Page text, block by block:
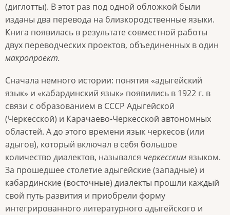
(диглотты). В этот раз под одной обложкой были
изданы два перевода на близкородственные языки.
Книга появилась в результате совместной работы
двух переводческих проектов, объединенных в один
макропроект.
Сначала немного истории: понятия «адыгейский
язык» и «кабардинский язык» появились в 1922 г. в
связи с образованием в СССР Адыгейской
(Черкесской) и Карачаево-Черкесской автономных
областей. А до этого времени язык черкесов (или
адыгов), который включал в себя большое
количество диалектов, назывался черкесскимязыком.
За прошедшее столетие адыгейские (западные) и
кабардинские (восточные) диалекты прошли каждый
свой путь развития и приобрели форму
интегрированного литературного адыгейского и